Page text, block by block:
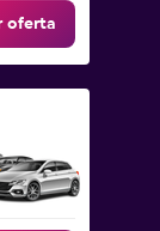
oferta